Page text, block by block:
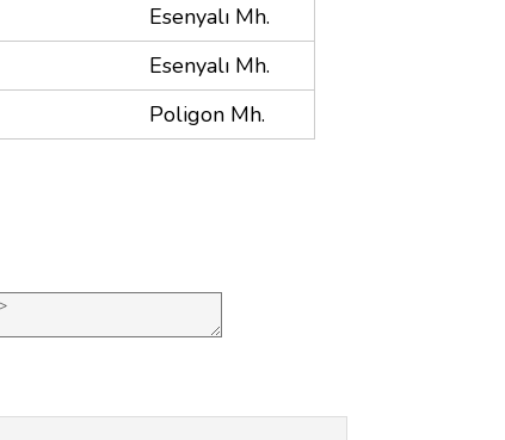
Esenyalı Mh.
Esenyalı Mh.
Poligon Mh.